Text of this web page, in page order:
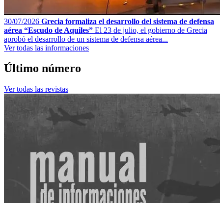
30/07/2026 Grecia formaliza el desarrollo del sistema de defensa
aérea “Escudo de Aquiles” El 23 de julio, el gobierno de Grecia
aprobó el desarrollo de un sistema de defensa aérea...
Ver todas las informaciones
Último número
Ver todas las revistas